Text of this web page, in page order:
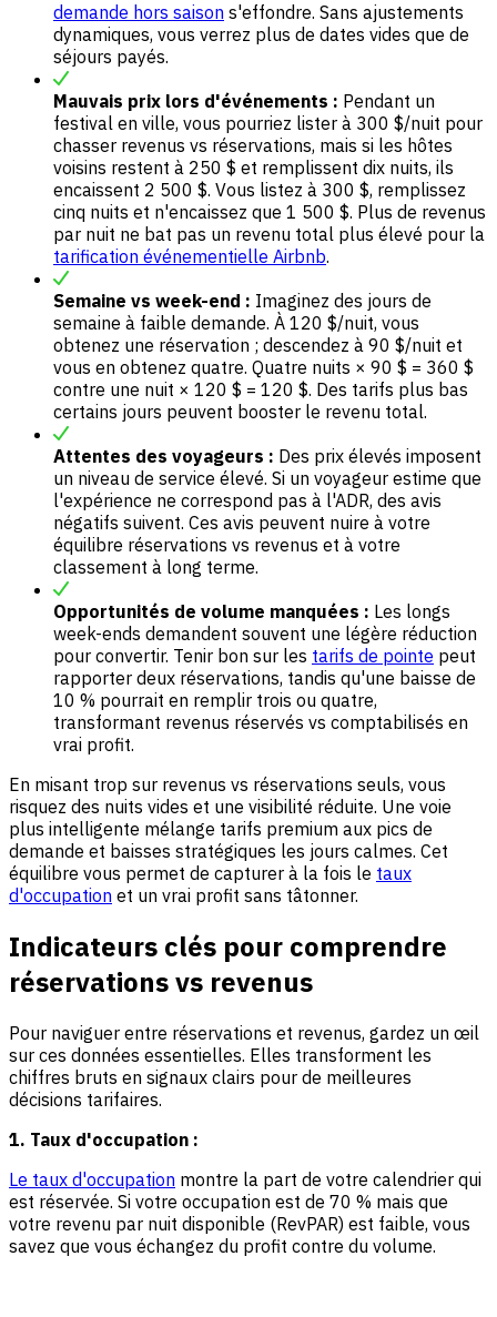
demande hors saison s'effondre. Sans ajustements
dynamiques, vous verrez plus de dates vides que de
séjours payés.
Mauvais prix lors d'événements : Pendant un
festival en ville, vous pourriez lister à 300 $/nuit pour
chasser revenus vs réservations, mais si les hôtes
voisins restent à 250 $ et remplissent dix nuits, ils
encaissent 2 500 $. Vous listez à 300 $, remplissez
cinq nuits et n'encaissez que 1 500 $. Plus de revenus
par nuit ne bat pas un revenu total plus élevé pour la
tarification événementielle Airbnb.
Semaine vs week-end : Imaginez des jours de
semaine à faible demande. À 120 $/nuit, vous
obtenez une réservation ; descendez à 90 $/nuit et
vous en obtenez quatre. Quatre nuits × 90 $ = 360 $
contre une nuit × 120 $ = 120 $. Des tarifs plus bas
certains jours peuvent booster le revenu total.
Attentes des voyageurs : Des prix élevés imposent
un niveau de service élevé. Si un voyageur estime que
l'expérience ne correspond pas à l'ADR, des avis
négatifs suivent. Ces avis peuvent nuire à votre
équilibre réservations vs revenus et à votre
classement à long terme.
Opportunités de volume manquées : Les longs
week-ends demandent souvent une légère réduction
pour convertir. Tenir bon sur les tarifs de pointe peut
rapporter deux réservations, tandis qu'une baisse de
10 % pourrait en remplir trois ou quatre,
transformant revenus réservés vs comptabilisés en
vrai profit.
En misant trop sur revenus vs réservations seuls, vous
risquez des nuits vides et une visibilité réduite. Une voie
plus intelligente mélange tarifs premium aux pics de
demande et baisses stratégiques les jours calmes. Cet
équilibre vous permet de capturer à la fois le taux
d'occupation et un vrai profit sans tâtonner.
Indicateurs clés pour comprendre
réservations vs revenus
Pour naviguer entre réservations et revenus, gardez un œil
sur ces données essentielles. Elles transforment les
chiffres bruts en signaux clairs pour de meilleures
décisions tarifaires.
1. Taux d'occupation :
Le taux d'occupation montre la part de votre calendrier qui
est réservée. Si votre occupation est de 70 % mais que
votre revenu par nuit disponible (RevPAR) est faible, vous
savez que vous échangez du profit contre du volume.